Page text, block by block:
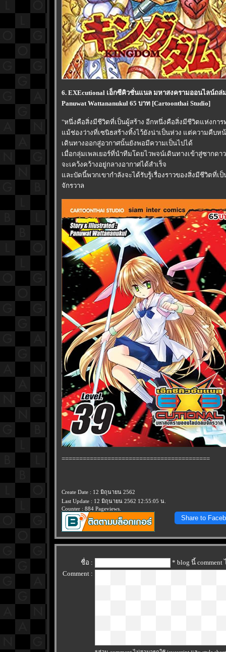
6. EXEcutional เอ็กซีคิวชั่นแนล มหาสงครามออนไลน์ถล่
Panuwat Wattananukul 65 บาท [Cartoonthai Studio]
"หนึ่งคือสิ่งมีชีวิตที่เป็นผู้สร้าง อีกหนึ่งคือสิ่งมีชีวิตแห่งการ
ม้ช่องว่างที่เซนิธสร้างทิ้งไว้ยังน่าเป็นห่วง แต่ความคืบหน้
เดินทางออกสู่อวกาศนั้นยังพอมีความเป็นไปได้
เมื่อกลุ่มเพลเยอร์ที่นำทีมโดยไวพจน์เดินทางเข้าสู่ซากดา
จะเคว้งคว้างอยู่กลางอากาศได้สำเร็จ
ละบัดนี้พวกเขากำลังจะได้รับรู้เรื่องราวของสิ่งมีชีวิตที่เ
จักรวาล
==========================================
Create Date : 12 มิถุนายน 2562
Last Update : 12 มิถุนายน 2562 12:55:05 น.
Counter : 884 Pageviews.
Share to
ชื่อ :
* blog นี้
Comment :